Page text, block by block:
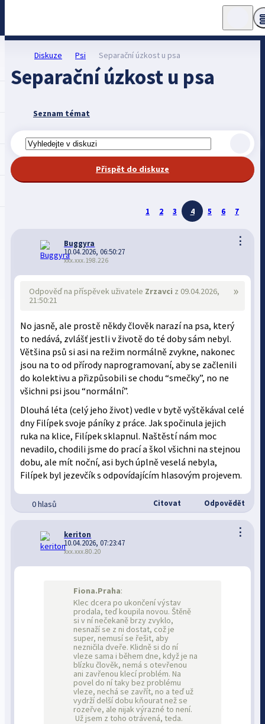
Diskuze Psi Separační úzkost u psa
Separační úzkost u psa
Seznam témat
Přispět do diskuze
1 2 3 4 5 6 7
⋮
Buggyra
10.04.2026, 06:50:27
xxx.xxx.198.226
»
Odpověď na příspěvek uživatele Zrzavci z 09.04.2026,
21:50:21
No jasně, ale prostě někdy člověk narazí na psa, který
to nedává, zvlášť jestli v životě do té doby sám nebyl.
Většina psů si asi na režim normálně zvykne, nakonec
jsou na to od přírody naprogramovaní, aby se začlenili
do kolektivu a přizpůsobili se chodu “smečky”, no ne
všichni psi jsou “normální”.
Dlouhá léta (celý jeho život) vedle v bytě vyštěkával celé
dny Filípek svoje páníky z práce. Jak spočinula jejich
ruka na klice, Filípek sklapnul. Naštěstí nám moc
nevadilo, chodili jsme do prací a škol všichni na stejnou
dobu, ale mít noční, asi bych úplně veselá nebyla,
Filípek byl jezevčík s odpovídajícím hlasovým projevem.
0 hlasů Citovat Odpovědět
⋮
keriton
10.04.2026, 07:23:47
xxx.xxx.80.20
Fiona.Praha:
Klec dcera po ukončení výstav
prodala, teď koupila novou. Štěně
si v ní nečekaně brzy zvyklo,
nesnaží se z ni dostat, což je
super, nemusí se řešit, aby
nezničila dveře. Klidně si do ní
vleze sama i během dne, když je na
blízku člověk, nemá s otevřenou
ani zavřenou klecí problém. Na
povel do ní taky bez problému
vleze, nechá se zavřít, no a teď už
vydrží delší dobu kňourat než se
rozeřve, ale nijak výrazné to není.
Už jsem z toho otrávená, teda.